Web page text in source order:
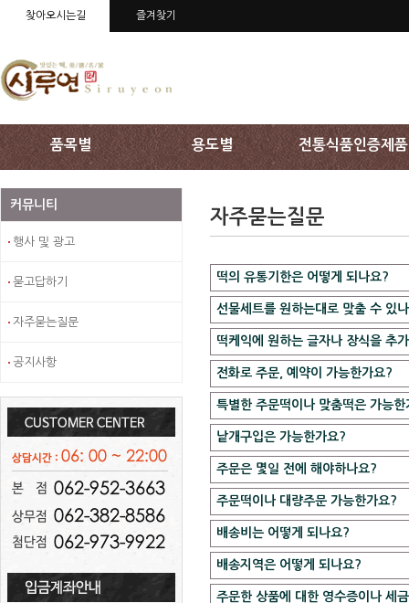
상단 주메뉴 바로가기
찾아오시는길 즐겨찾기
품목별 용도별 전통식품인증제품
커뮤니티
행사 및 광고
묻고답하기
자주묻는질문
공지사항
자주묻는질문
떡의 유통기한은 어떻게 되나요?
떡의 유통기한은 제조일 하루입니다
데워 드시면 됩니다.
떡을 냉장실에 넣어뒀다가 딱딱하게
이 온도가 낮은 곳에서 수분을 빼앗
0-5℃ 정도일 때 가장 빠르게 일어나
버리는 원인이 되므로 떡은 반드시
노화를 방지하는 방법은 다양하게 있
첫번째 방법은 알파녹말 상태의 떡
기 때문에 노화를 막을 수 있고, 이렇
수 있습니다.
두번째 방법은 기름을 첨가하는 방
일반 떡에 비해 알파녹말 상태의 부
태이더라도 수분과 열을 가해주면
선물세트를 원하는대로 맞출 수 있
네,가능합니다. 시루연의 기존의 선
자세한 문의는 대표번호 062)952-
떡케익에 원하는 글자나 장식을 추
고객님의 특별한 날을 더욱 더 의미
주문시 말씀해 주시면 국문으로는
코레이션이 가능합니다.
이 외의 특별한 장식을 원하실 경우
전화로 주문, 예약이 가능한가요?
시루연에서는 두가지 방법으로만 주
시루연의 제품은 본사에서 일괄적으
시루연의 직영매장에는 맛보기 떡이
항상 최상의 맛을 제공하기위해 노력
본점 062)952-3663(대표) / 상
특별한 주문떡이나 맞춤떡은 가능한
네, 가능합니다.
프로포즈 떡,학교간식,선물세트,이
최소한 하루 전까지만 주문해 주시
제품종류는 홈페이지 오른쪽 하단에
자세한 사항은 대표번호 062)952-
낱개구입은 가능한가요?
낱개구입은 시루연의 제품을 주문하
기 바랍니다.
본점 : 광주광역시 광산구 신창동
상무점 : 광주광역시 서구 상무시민
(TEL : 062-382-8586)
첨단점 : 광주광역시 광산구 월계동
주문은 몇일 전에 해야하나요?
최소 하루 전에 해 주시면 됩니다.
시루연의 제품을 신선한 상태로 맛
미리 예약해주세요.​
주문떡이나 대량주문 가능한가요?
네, 가능합니다.
주문 떡으로는 프로포즈 떡,학교간
또한, 시루연은 생산력,위생시설,기
회사의 자랑인 급속 동결시스템을
배송비는 어떻게 되나요?
1.광주 시내권 지역 배송
1)시루연에서는 광주 시내권 지역 5
배송지역은 어떻게 되나요?
주문한 상품에 대한 영수증이나 세